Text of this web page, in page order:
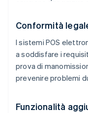
Conformità
I sistemi POS
a soddisfare i
prova di
prevenire problemi
Funzionalità